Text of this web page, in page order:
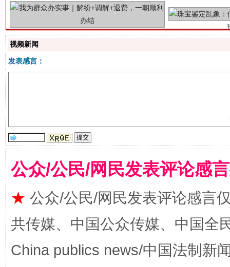
视频新闻
发表感言：
公众/公民/网民发表评论感
★ 公众/公民/网民发表评论感言
共传媒、中国公众传媒、中国全
China publics news/中国法制新